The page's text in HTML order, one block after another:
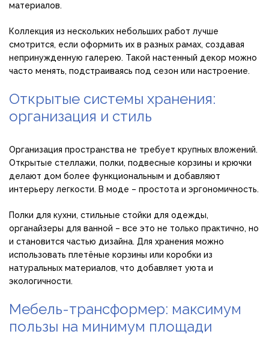
материалов.
Коллекция из нескольких небольших работ лучше
смотрится, если оформить их в разных рамах, создавая
непринужденную галерею. Такой настенный декор можно
часто менять, подстраиваясь под сезон или настроение.
Открытые системы хранения:
организация и стиль
Организация пространства не требует крупных вложений.
Открытые стеллажи, полки, подвесные корзины и крючки
делают дом более функциональным и добавляют
интерьеру легкости. В моде – простота и эргономичность.
Полки для кухни, стильные стойки для одежды,
органайзеры для ванной – все это не только практично, но
и становится частью дизайна. Для хранения можно
использовать плетёные корзины или коробки из
натуральных материалов, что добавляет уюта и
экологичности.
Мебель-трансформер: максимум
пользы на минимум площади